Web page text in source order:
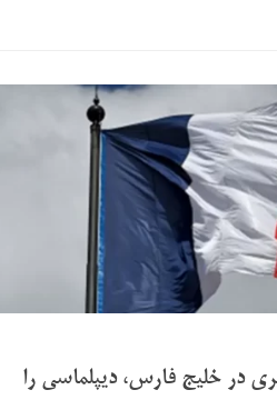
در خلیج فارس، دیپلماسی را